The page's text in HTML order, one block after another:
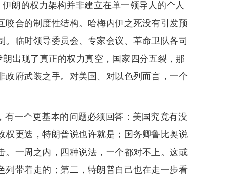
朗的权力架构并非建立在单一领导人的个人
合的制度性结构。哈梅内伊之死没有引发预
临时领导委员会、专家会议、革命卫队各司
出现了真正的权力真空，国家四分五裂，那
府武装之手。对美国、对以色列而言，一个
一个更基本的问题必须回答：美国究竟有没
更迭，特朗普说也许就是；国务卿鲁比奥说
一周之内，四种说法，一个都对不上。这或
带着走的；第二，特朗普自己也在走一步看